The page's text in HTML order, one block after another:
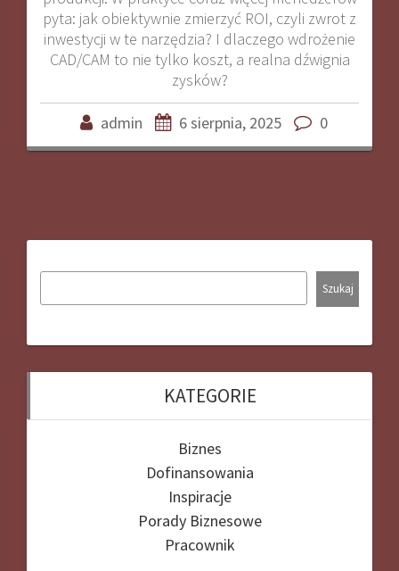
pyta: jak obiektywnie zmierzyć ROI, czyli zwrot z
inwestycji w te narzędzia? I dlaczego wdrożenie
CAD/CAM to nie tylko koszt, a realna dźwignia
zysków?
admin 6 sierpnia, 2025 0
Szukaj
KATEGORIE
Biznes
Dofinansowania
Inspiracje
Porady Biznesowe
Pracownik